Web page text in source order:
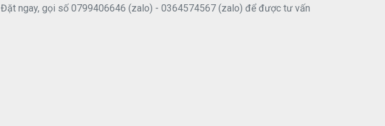
Đặt ngay, gọi số 0799406646 (zalo) - 0364574567 (zalo) để được tư vấn